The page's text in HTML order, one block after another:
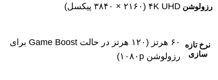
رزولوشن ۴K UHD (۳۸۴۰ × ۲۱۶۰ پیکسل)
نرخ تازه
سازی
۶۰ هرتز (۱۲۰ هرتز در حالت Game Boost برای
رزولوشن ۱۰۸۰p)